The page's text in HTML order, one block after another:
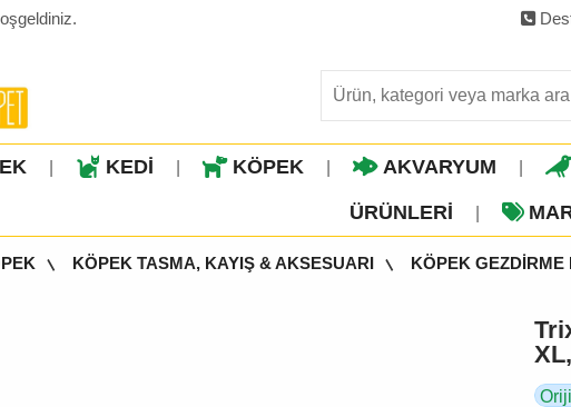
KEDİ KÖPEK AKVARYUM
ÜRÜNLERI
KÖPEK TASMA, KAYIŞ & AKSESUARI KÖPEK GEZDİRME